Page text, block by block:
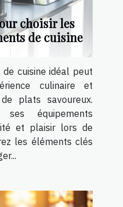
choisir les
de cuisine
cuisine idéal peut
culinaire et
plats savoureux.
ses équipements
et plaisir lors de
les éléments clés